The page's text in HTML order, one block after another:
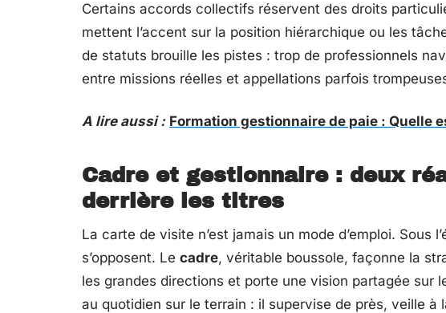
Certains accords collectifs réservent des droits
mettent l’accent sur la position hiérarchique ou les
de statuts brouille les pistes : trop de professionnels
entre missions réelles et appellations parfois
A lire aussi : Formation gestionnaire de paie : Quelle
Cadre et gestionnaire : deux
derrière les titres
La carte de visite n’est jamais un mode d’emploi. Sous
s’opposent. Le cadre, véritable boussole, façonne la
les grandes directions et porte une vision partagée sur
au quotidien sur le terrain : il supervise de près, veille